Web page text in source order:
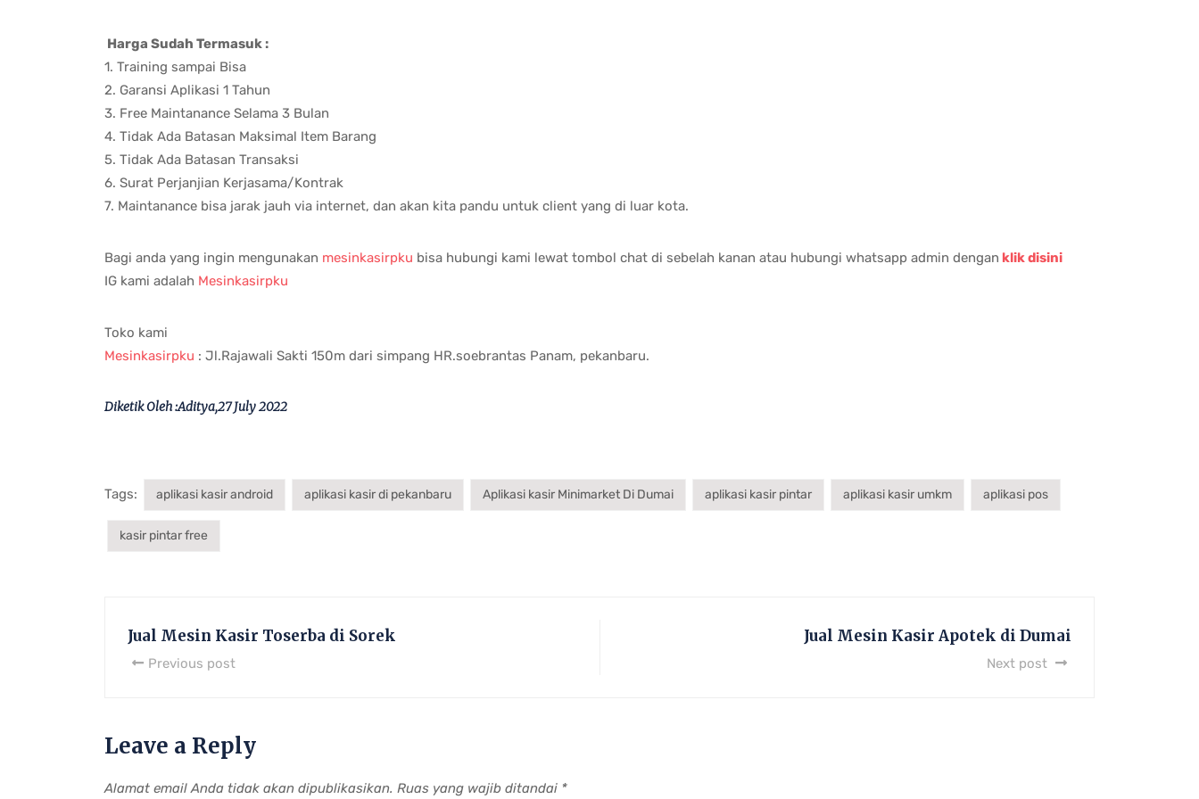
Harga Sudah Termasuk :
1. Training sampai Bisa
2. Garansi Aplikasi 1 Tahun
3. Free Maintanance Selama 3 Bulan
4. Tidak Ada Batasan Maksimal Item Barang
5. Tidak Ada Batasan Transaksi
6. Surat Perjanjian Kerjasama/Kontrak
7. Maintanance bisa jarak jauh via internet, dan akan kita pandu untuk client yang di luar kota.
Bagi anda yang ingin mengunakan mesinkasirpku bisa hubungi kami lewat tombol chat di sebelah kanan atau hubungi whatsapp admin dengan klik disini
IG kami adalah Mesinkasirpku
Toko kami
Mesinkasirpku : Jl.Rajawali Sakti 150m dari simpang HR.soebrantas Panam, pekanbaru.
Diketik Oleh :Aditya,27 July 2022
Tags: aplikasi kasir android aplikasi kasir di pekanbaru Aplikasi kasir Minimarket Di Dumai aplikasi kasir pintar aplikasi kasir umkm aplikasi pos
kasir pintar free
Jual Mesin Kasir Toserba di Sorek
Previous post
Jual Mesin Kasir Apotek di Dumai
Next post
Leave a Reply
Alamat email Anda tidak akan dipublikasikan. Ruas yang wajib ditandai *